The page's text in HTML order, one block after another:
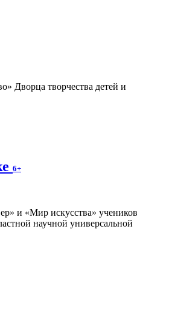
Дворца творчества детей и
6+
и «Мир искусства» учеников
научной универсальной